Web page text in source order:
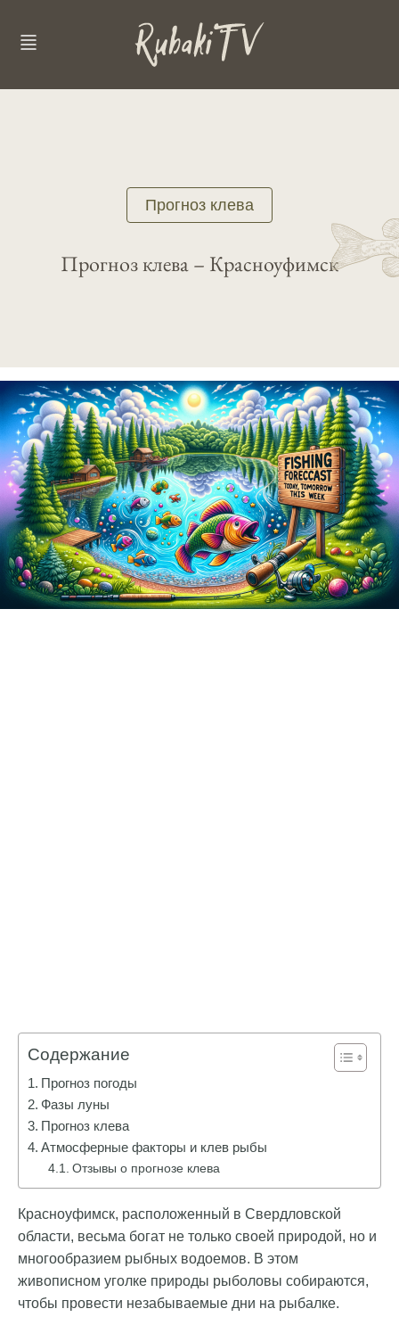
Прогноз клева
Прогноз клева – Красноуфимск
Содержание
Прогноз погоды
Фазы луны
Прогноз клева
Атмосферные факторы и клев рыбы
Отзывы о прогнозе клева
Красноуфимск, расположенный в Свердловской
области, весьма богат не только своей природой, но и
многообразием рыбных водоемов. В этом
живописном уголке природы рыболовы собираются,
чтобы провести незабываемые дни на рыбалке.